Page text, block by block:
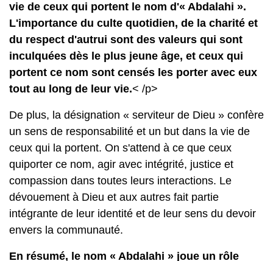
vie de ceux qui portent le nom d'« Abdalahi ».
L'importance du culte quotidien, de la charité et
du respect d'autrui sont des valeurs qui sont
inculquées dès le plus jeune âge, et ceux qui
portent ce nom sont censés les porter avec eux
tout au long de leur vie.< /p>
De plus, la désignation « serviteur de Dieu » confère
un sens de responsabilité et un but dans la vie de
ceux qui la portent. On s'attend à ce que ceux
quiporter ce nom, agir avec intégrité, justice et
compassion dans toutes leurs interactions. Le
dévouement à Dieu et aux autres fait partie
intégrante de leur identité et de leur sens du devoir
envers la communauté.
En résumé, le nom « Abdalahi » joue un rôle